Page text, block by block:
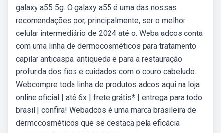
galaxy a55 5g. O galaxy a55 é uma das nossas
recomendações por, principalmente, ser o melhor
celular intermediário de 2024 até o. Weba adcos conta
com uma linha de dermocosméticos para tratamento
capilar anticaspa, antiqueda e para a restauração
profunda dos fios e cuidados com o couro cabeludo.
Webcompre toda linha de produtos adcos aqui na loja
online oficial | até 6x | frete grátis* | entrega para todo
brasil | confira! Webadcos é uma marca brasileira de
dermocosméticos que se destaca pela eficácia